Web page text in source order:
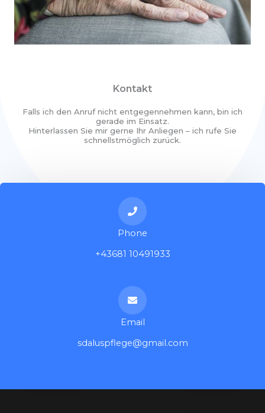
Kontakt
Falls ich den Anruf nicht entgegennehmen kann, bin ich
gerade im Einsatz.
Hinterlassen Sie mir gerne Ihr Anliegen – ich rufe Sie
schnellstmöglich zurück.
Phone
+43681 10491933
Email
sdaluspflege@gmail.com